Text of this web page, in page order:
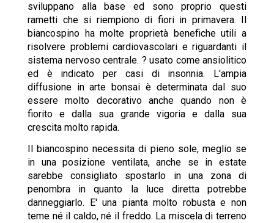
sviluppano alla base ed sono proprio questi
rametti che si riempiono di fiori in primavera. Il
biancospino ha molte proprietà benefiche utili a
risolvere problemi cardiovascolari e riguardanti il
sistema nervoso centrale. ? usato come ansiolitico
ed è indicato per casi di insonnia.
L'ampia
diffusione in arte bonsai è determinata dal suo
essere molto decorativo anche quando non è
fiorito e dalla sua grande vigoria e dalla sua
crescita molto rapida.
Il biancospino necessita di pieno sole, meglio se
in una posizione ventilata, anche se in estate
sarebbe consigliato spostarlo in una zona di
penombra in quanto la luce diretta potrebbe
danneggiarlo. E' una pianta molto robusta e non
teme né il caldo, né il freddo. La miscela di terreno